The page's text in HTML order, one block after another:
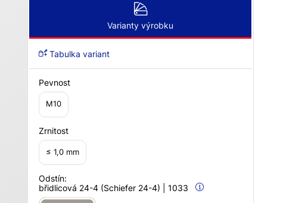
Varianty výrobku
Tabulka variant
Pevnost
M10
Zrnitost
≤ 1,0 mm
Odstín:
břidlicová 24-4 (Schiefer 24-4) | 1033